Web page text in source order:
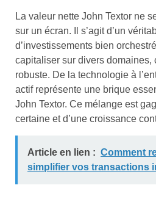
La valeur nette John Textor ne
sur un écran. Il s’agit d’un
d’investissements bien
capitaliser sur divers domaines,
robuste. De la technologie à
actif représente une brique
John Textor. Ce mélange est
certaine et d’une croissance
Article en lien : Comment
simplifier vos transactions